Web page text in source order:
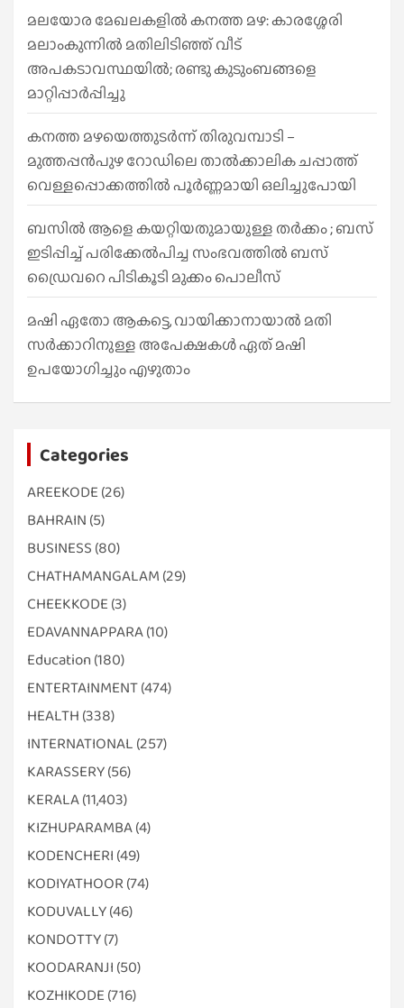
മലയോര മേഖലകളിൽ കനത്ത മഴ: കാരശ്ശേരി
മലാംകുന്നിൽ മതിലിടിഞ്ഞ് വീട്
അപകടാവസ്ഥയിൽ; രണ്ടു കുടുംബങ്ങളെ
മാറ്റിപ്പാർപ്പിച്ചു
കനത്ത മഴയെത്തുടർന്ന് തിരുവമ്പാടി –
മുത്തപ്പൻപുഴ റോഡിലെ താൽക്കാലിക ചപ്പാത്ത്
വെള്ളപ്പൊക്കത്തിൽ പൂർണ്ണമായി ഒലിച്ചുപോയി
ബസിൽ ആളെ കയറ്റിയതുമായുള്ള തർക്കം ; ബസ്
ഇടിപ്പിച്ച് പരിക്കേൽപിച്ച സംഭവത്തിൽ ബസ്
ഡ്രൈവറെ പിടികൂടി മുക്കം പൊലീസ്
മഷി ഏതോ ആകട്ടെ, വായിക്കാനായാൽ മതി​
സർക്കാറിനുള്ള അപേക്ഷകൾ ഏത് മഷി
ഉപയോഗിച്ചും എഴുതാം
Categories
AREEKODE (26)
BAHRAIN (5)
BUSINESS (80)
CHATHAMANGALAM (29)
CHEEKKODE (3)
EDAVANNAPPARA(10)
Education (180)
ENTERTAINMENT(474)
HEALTH (338)
INTERNATIONAL (257)
KARASSERY(56)
KERALA(11,403)
KIZHUPARAMBA(4)
KODENCHERI (49)
KODIYATHOOR (74)
KODUVALLY(46)
KONDOTTY(7)
KOODARANJI (50)
KOZHIKODE (716)